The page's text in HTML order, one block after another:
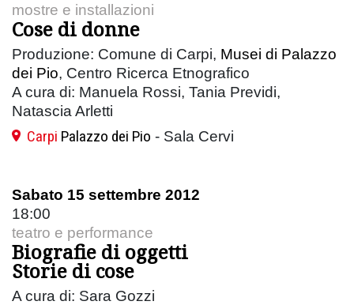
mostre e installazioni
Cose di donne
Produzione: Comune di Carpi, Musei di Palazzo
dei Pio, Centro Ricerca Etnografico
A cura di: Manuela Rossi, Tania Previdi,
Natascia Arletti
Carpi Palazzo dei Pio - Sala Cervi
Sabato 15 settembre 2012
18:00
teatro e performance
Biografie di oggetti
Storie di cose
A cura di: Sara Gozzi